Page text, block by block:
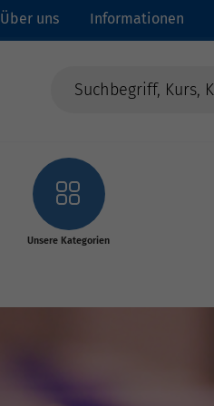
Über uns Informationen
Unsere Kategorien